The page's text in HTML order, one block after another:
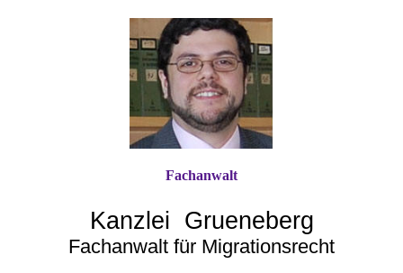
Kanzlei Grueneberg
Fachanwalt für Migrationsrecht
Fachanwalt